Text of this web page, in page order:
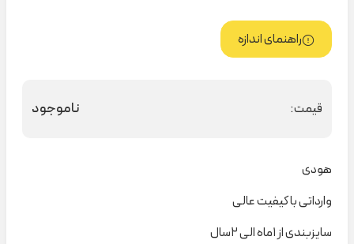
راهنمای اندازه
قیمت: ناموجود
هودی
وارداتی با کیفیت عالی
سایزبندی از ۱ماه الی ۲سال